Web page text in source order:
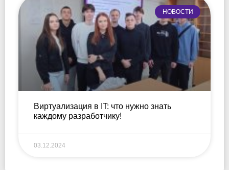
НОВОСТИ
Виртуализация в IT: что нужно знать
каждому разработчику!
03.12.2024